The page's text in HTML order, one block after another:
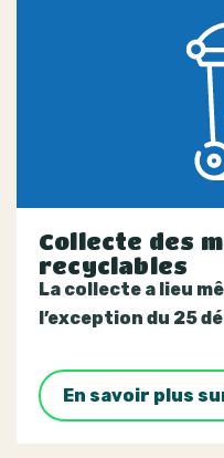
Collecte des
recyclables
La collecte a lieu
l’exception du 25
En savoir plus